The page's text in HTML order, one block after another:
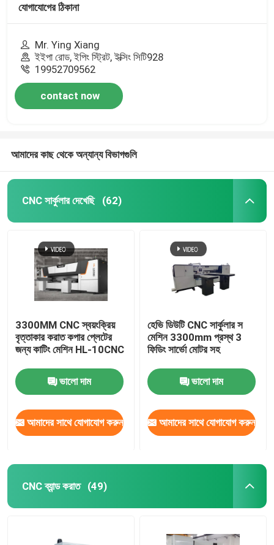
যোগাযোগের ঠিকানা
Mr. Ying Xiang
ইইপা রোড, ইপিং স্ট্রিট, ইক্সিং সিটি928
19952709562
contact now
আমাদের কাছ থেকে অন্যান্য বিভাগগুলি
CNC সার্কুলার দেখেছি (62)
3300MM CNC স্বয়ংক্রিয়
বৃত্তাকার করাত কপার প্লেটের
জন্য কাটিং মেশিন HL-10CNC
ভালো দাম
আমাদের সাথে যোগাযোগ করুন
হেভি ডিউটি ​​CNC সার্কুলার স
মেশিন 3300mm প্রস্থ 3
ফিডিং সার্ভো মোটর সহ
ভালো দাম
আমাদের সাথে যোগাযোগ করুন
CNC ব্যান্ড করাত (49)